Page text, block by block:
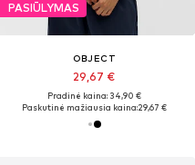
PASIŪLYMAS
OBJECT
29,67 €
Pradinė kaina: 34,90 €
Paskutinė mažiausia kaina:29,67 €